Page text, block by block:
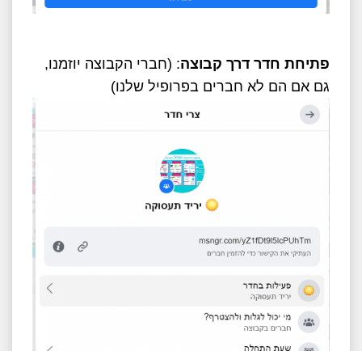
פתיחת חדר דרך קבוצה: (חברי הקבוצה יוזמנו,
גם אם הם לא חברים בפרופיל שלנו)